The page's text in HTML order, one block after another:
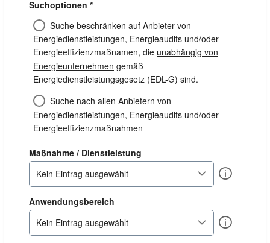
Suchoptionen *
Suche beschränken auf Anbieter von
Energiedienstleistungen, Energieaudits und/oder
Energieeffizienzmaßnamen, die unabhängig von
Energieunternehmen gemäß
Energiedienstleistungsgesetz (EDL-G) sind.
Suche nach allen Anbietern von
Energiedienstleistungen, Energieaudits und/oder
Energieeffizienzmaßnahmen
Maßnahme / Dienstleistung
Kein Eintrag ausgewählt
Info
Anwendungsbereich
Kein Eintrag ausgewählt
Info